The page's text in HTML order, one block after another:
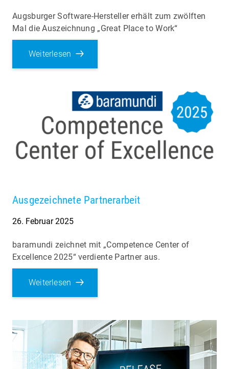
Augsburger Software-Hersteller erhält zum zwölften
Mal die Auszeichnung „Great Place to Work“
Weiterlesen
Ausgezeichnete Partnerarbeit
26. Februar 2025
baramundi zeichnet mit „Competence Center of
Excellence 2025“ verdiente Partner aus.
Weiterlesen